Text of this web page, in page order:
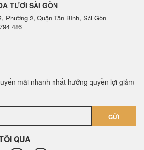
TƯƠI SÀI GÒN
Phường 2, Quận Tân Bình, Sài Gòn
486
mãi nhanh nhất hưởng quyền lợi giảm
GỬI
QUA